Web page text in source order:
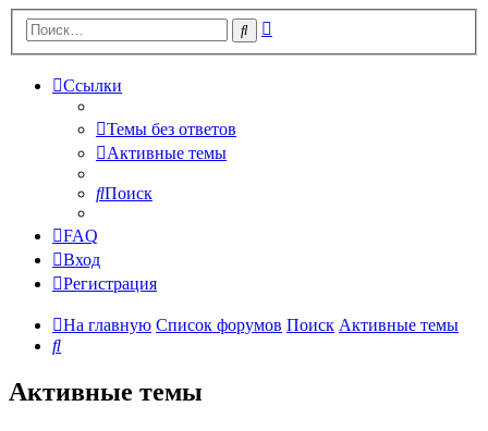
Поиск
Ссылки
Темы без ответов
Активные темы
Поиск
FAQ
Вход
Регистрация
На главную Список форумов Поиск Активные темы
Поиск
Активные темы